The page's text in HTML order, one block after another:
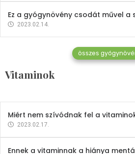
Ez a gyógynövény csodát művel a
2023.02.14.
összes
Vitaminok
Vitaminok
Mindent a B-12 vitaminról
2023.02.27.
Miért nem szívódnak fel a
2023.02.17.
Ennek a vitaminnak a hiánya